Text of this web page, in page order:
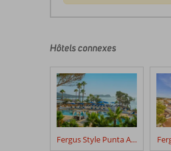
écrits
nos
clients
après
leur
séjour
Vibra
Hôtels connexes
Fergus Style Punta Arabi